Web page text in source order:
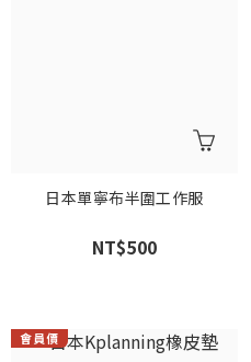
日本單寧布半圍工作服
NT$500